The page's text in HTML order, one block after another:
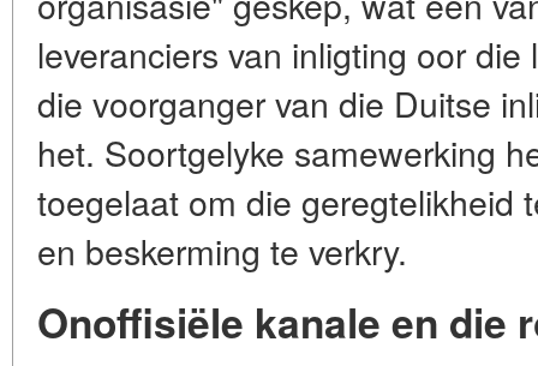
leveranciers van inligting oor
die voorganger van die Duitse
het. Soortgelyke samewerking
toegelaat om die geregtelikheid
en beskerming te verkry.
Onoffisiële kanale en die